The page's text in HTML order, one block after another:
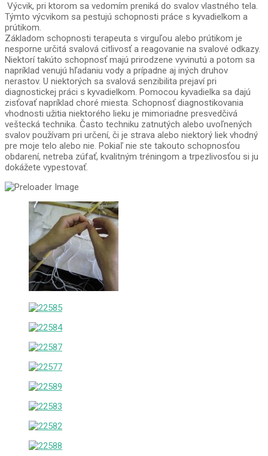
Výcvik, pri ktorom sa vedomím preniká do svalov vlastného tela.
Týmto výcvikom sa pestujú schopnosti práce s kyvadielkom a
prútikom.
Základom schopnosti terapeuta s virguľou alebo prútikom je
nesporne určitá svalová citlivosť a reagovanie na svalové odkazy.
Niektorí takúto schopnosť majú prirodzene vyvinutú a potom sa
napríklad venujú hľadaniu vody a prípadne aj iných druhov
nerastov. U niektorých sa svalová senzibilita prejaví pri
diagnostickej práci s kyvadielkom. Pomocou kyvadielka sa dajú
zisťovať napríklad choré miesta. Schopnosť diagnostikovania
vhodnosti užitia niektorého lieku je mimoriadne presvedčivá
veštecká technika. Často techniku zatnutých alebo uvoľnených
svalov používam pri určení, či je strava alebo niektorý liek vhodný
pre moje telo alebo nie. Pokiaľ nie ste takouto schopnosťou
obdarení, netreba zúfať, kvalitným tréningom a trpezlivosťou si ju
dokážete vypestovať.